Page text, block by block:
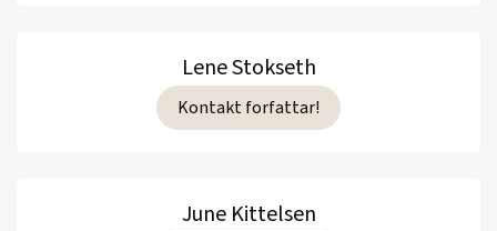
Lene Stokseth
Kontakt forfattar!
June Kittelsen